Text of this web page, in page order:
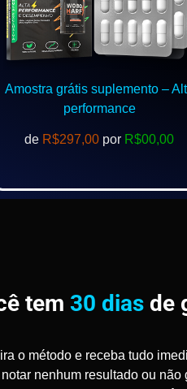
Amostra grátis suplemento –
performance
de R$297,00 por R$00,00
tem 30 dias de
o método e receba tudo
nenhum resultado ou